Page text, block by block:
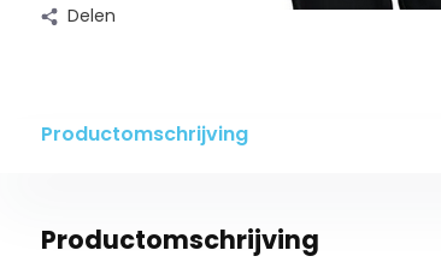
Delen
Productomschrijving
Productomschrijving